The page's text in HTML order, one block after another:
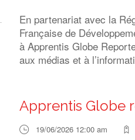
En partenariat avec la
Française de
à Apprentis Globe
aux médias et à
Apprentis Globe
19/06/2026 12:00 am